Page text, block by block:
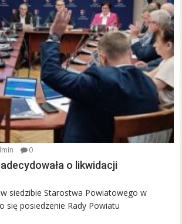
0
o likwidacji
siedzibie Starostwa Powiatowego w
się posiedzenie Rady Powiatu